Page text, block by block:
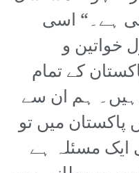
ہے۔“ اسی
خواتین و
کے تمام
ہیں۔ ہم ان سے
میں تو
مسئلہ ہے